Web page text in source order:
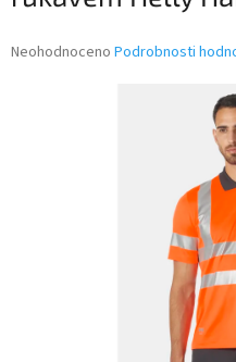
Průměrné
Neohodnoceno Podrobnosti